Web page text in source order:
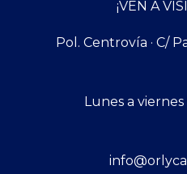
¡VEN A
Pol. Centrovía · C/
Lunes a